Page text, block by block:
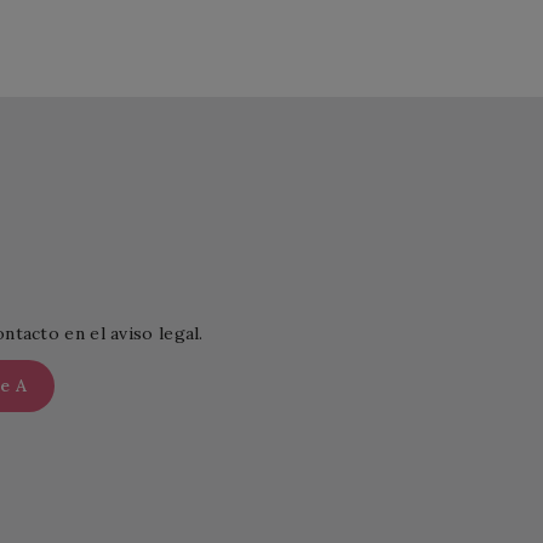
en el aviso legal.